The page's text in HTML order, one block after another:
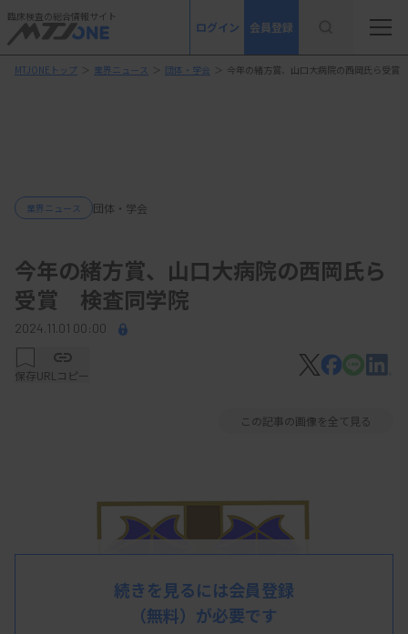
臨床検査の総合情報サイト
ログイン 会員登録
MTJONEトップ ＞ 業界ニュース ＞ 団体・学会 ＞ 今年の緒方賞、山口大病院の西岡氏ら受
業界ニュース 団体・学会
今年の緒方賞、山口大病院の西岡氏ら
受賞 検査同学院
2024.11.01 00:00
保存URLコピー
この記事の画像を全て見る
続きを見るには会員登録
（無料）が必要です